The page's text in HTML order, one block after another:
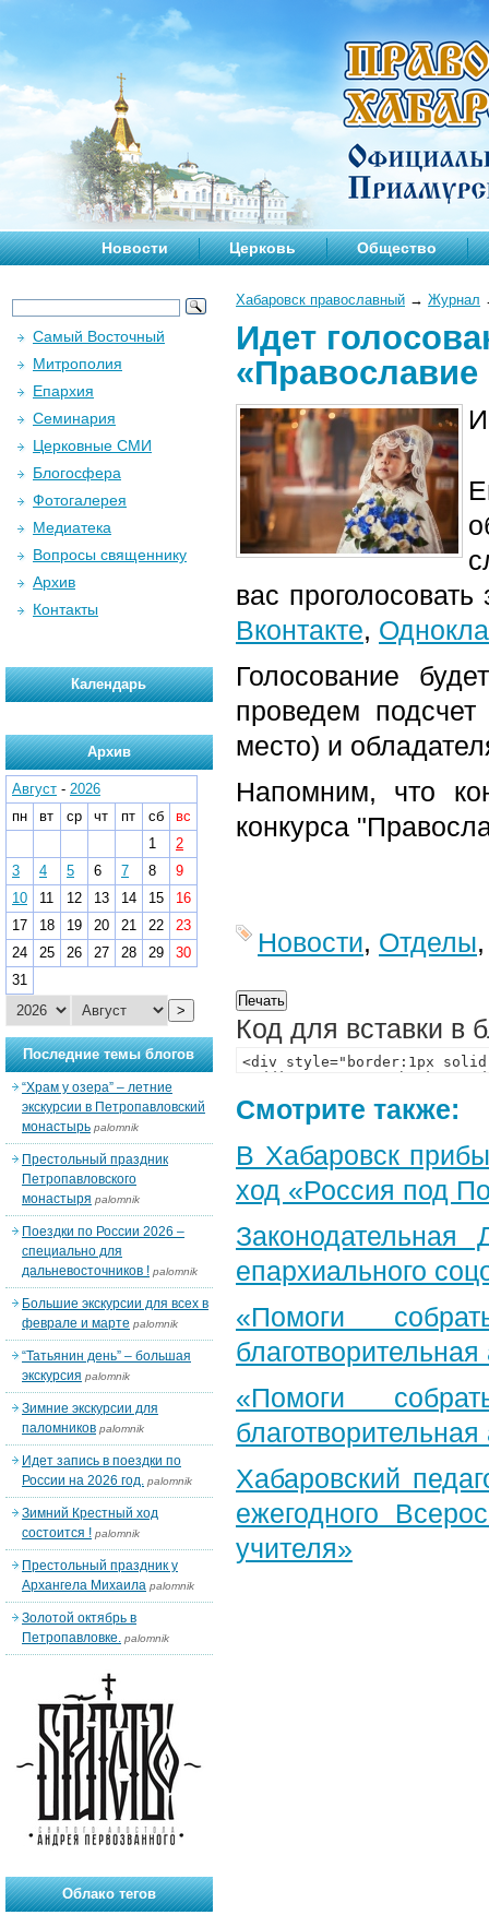
Новости Церковь Общество
Хабаровск православный → Журнал
Идет
вас
Вконтакте,
Голосование
проведем
место) и
Напомним, что
конкурса
Новости, Отделы
Код для вставки в
Смотрите также:
В Хабаровск
ход «Россия под
епархиального
«Помоги
«Помоги
Хабаровский
ежегодного
учителя»
Самый Восточный
Митрополия
Епархия
Семинария
Церковные СМИ
Блогосфера
Фотогалерея
Медиатека
Вопросы священнику
Архив
Контакты
Календарь
Архив
Август - 2026
пн
вт ср чт пт сб
вс
1
2
3
4 5 6 7 8
9
10
11 12 13 14 15
16
17
18 19 20 21 22
23
24
25 26 27 28 29
30
31
>
Последние темы блогов
“Храм у озера” – летние
экскурсии в Петропавловский
монастырь palomnik
Престольный праздник
Петропавловского
монастыря palomnik
Поездки по России 2026 –
специально для
дальневосточников ! palomnik
Большие экскурсии для всех в
феврале и марте palomnik
“Татьянин день” – большая
экскурсия palomnik
Зимние экскурсии для
паломников palomnik
Идет запись в поездки по
России на 2026 год. palomnik
Зимний Крестный ход
состоится ! palomnik
Престольный праздник у
Архангела Михаила palomnik
Золотой октябрь в
Петропавловке. palomnik
Облако тегов